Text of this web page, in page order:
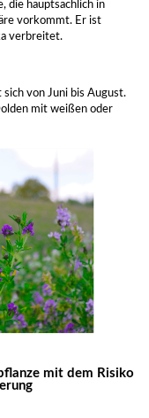
die hauptsächlich in
vorkommt. Er ist
verbreitet.
von Juni bis August.
mit weißen oder
mit dem Risiko